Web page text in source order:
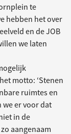
te
hebben het over
en de JOB
we laten
motto: ‘Stenen
ruimtes en
er voor dat
in de
aangenaam